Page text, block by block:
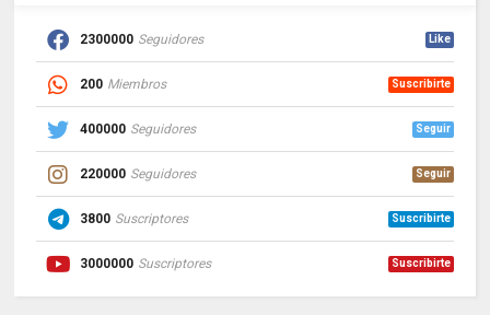
2300000 Seguidores Like
200 Miembros Suscribirte
400000 Seguidores Seguir
220000 Seguidores Seguir
3800 Suscriptores Suscribirte
3000000 Suscriptores Suscribirte